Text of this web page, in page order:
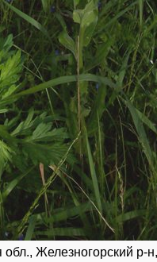
Железногорский р-